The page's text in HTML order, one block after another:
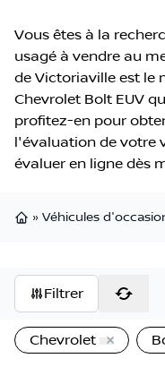
Vous êtes à la
usagé à vendre au
de Victoriaville est le
Chevrolet Bolt EUV
profitez-en pour
l'évaluation de votre
évaluer en ligne dès
» Véhicules
Filtrer
Chevrolet